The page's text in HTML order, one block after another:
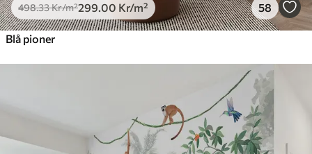
498.33Kr/m²299 .00 Kr/m² 58
Blå pioner